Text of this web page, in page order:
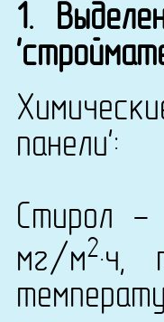
1.
панели':
Стирол -
мг/м2·ч,